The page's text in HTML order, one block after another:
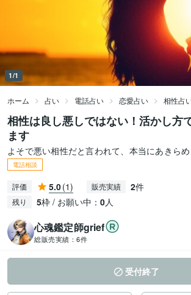
1/1
ホーム 占い 電話占い 恋愛占い 相性占
相性は良し悪しではない！活かし方
ます
よそで悪い相性だと言われて、本当にあきら
電話相談
評価 5.0(1) 販売実績 2件
残り 5枠 / お願い中： 0人
心魂鑑定師grief
総販売実績： 6件
受付終了